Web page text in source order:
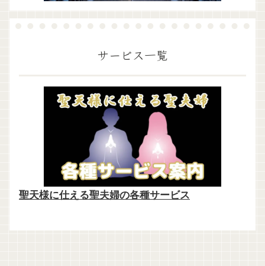
サービス一覧
聖天様に仕える聖夫婦の各種サービス